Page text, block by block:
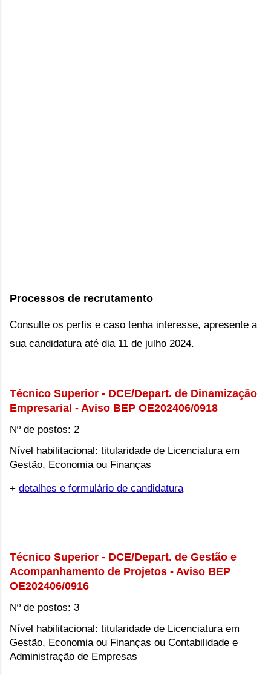
Processos de recrutamento
Consulte os perfis e caso tenha interesse, apresente a
sua candidatura até dia 11 de julho 2024.
Técnico Superior - DCE/Depart. de Dinamização
Empresarial - Aviso BEP OE202406/0918
Nº de postos: 2
Nível habilitacional: titularidade de Licenciatura em
Gestão, Economia ou Finanças
+ detalhes e formulário de candidatura
Técnico Superior - DCE/Depart. de Gestão e
Acompanhamento de Projetos - Aviso BEP
OE202406/0916
Nº de postos: 3
Nível habilitacional: titularidade de Licenciatura em
Gestão, Economia ou Finanças ou Contabilidade e
Administração de Empresas